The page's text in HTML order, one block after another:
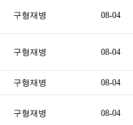
구형재병 08-04
구형재병 08-04
구형재병 08-04
구형재병 08-04